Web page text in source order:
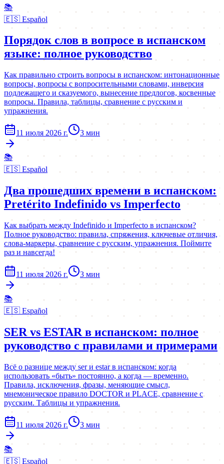
📚
🇪🇸 Español
Порядок слов в вопросе в испанском
языке: полное руководство
Как правильно строить вопросы в испанском: интонационные
вопросы, вопросы с вопросительными словами, инверсия
подлежащего и сказуемого, вынесение предлогов, косвенные
вопросы. Правила, таблицы, сравнение с русским и
упражнения.
11 июля 2026 г. 3 мин
📚
🇪🇸 Español
Два прошедших времени в испанском:
Pretérito Indefinido vs Imperfecto
Как выбрать между Indefinido и Imperfecto в испанском?
Полное руководство: правила, спряжения, ключевые отличия,
слова-маркеры, сравнение с русским, упражнения. Поймите
раз и навсегда!
11 июля 2026 г. 3 мин
📚
🇪🇸 Español
SER vs ESTAR в испанском: полное
руководство с правилами и примерами
Всё о разнице между ser и estar в испанском: когда
использовать «быть» постоянно, а когда — временно.
Правила, исключения, фразы, меняющие смысл,
мнемоническое правило DOCTOR и PLACE, сравнение с
русским. Таблицы и упражнения.
11 июля 2026 г. 3 мин
📚
🇪🇸 Español